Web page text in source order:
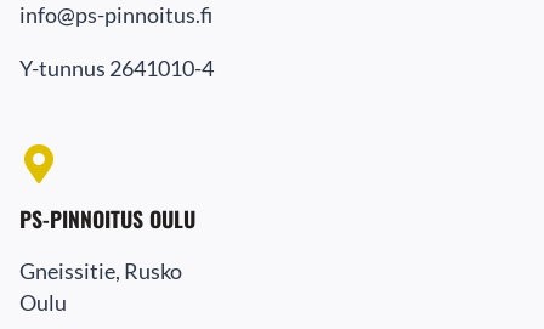
info@ps-pinnoitus.fi
Y-tunnus 2641010-4
PS-PINNOITUS OULU
Gneissitie, Rusko
Oulu